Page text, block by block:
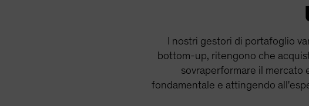
I nostri gestori di portafoglio
bottom-up, ritengono che
sovraperformare il mercato
fondamentale e attingendo